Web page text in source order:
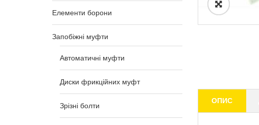
Елементи борони
Запобіжні муфти
Автоматичні муфти
Диски фрикційних муфт
Зрізні болти
ОПИС